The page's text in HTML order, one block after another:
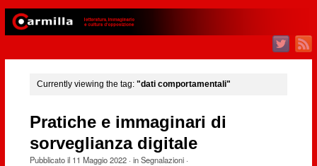
Currently viewing the tag: "dati comportamentali"
Pratiche e immaginari di
sorveglianza digitale
Pubblicato il 11 Maggio 2022· inSegnalazioni·